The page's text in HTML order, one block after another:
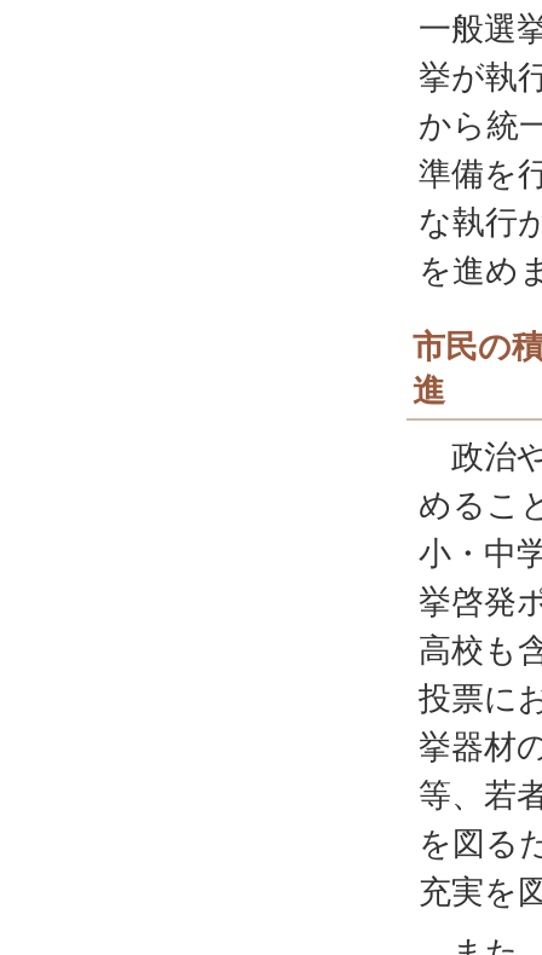
一般選
挙が執
から統
準備を
な執行
を進め
市民の
進
政治
めるこ
小・中
挙啓発
高校も
投票に
挙器材
等、若
を図る
充実を